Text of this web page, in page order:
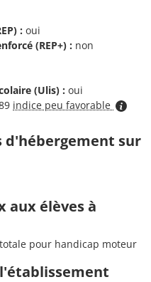
: oui
(REP+) : non
(Ulis) : oui
indice peu favorable
sur
aux élèves à
pour handicap moteur